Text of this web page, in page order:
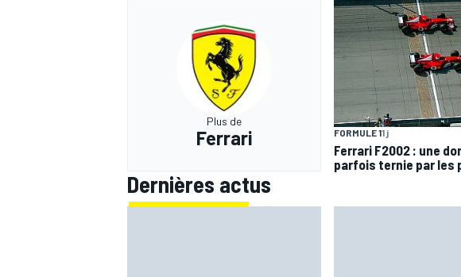
Plus de
Ferrari FORMULE 11 j
Ferrari F2002 : une
parfois ternie par les
Dernières actus